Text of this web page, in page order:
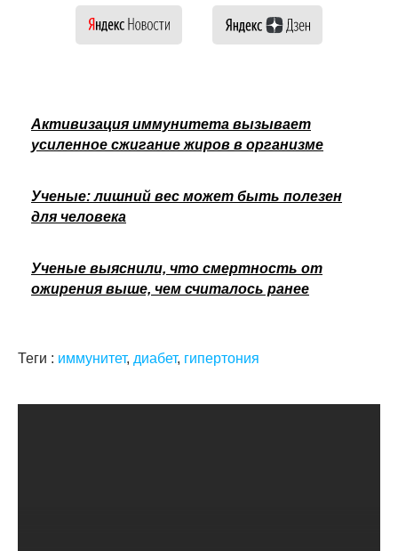
Активизация иммунитета вызывает
усиленное сжигание жиров в организме
Ученые: лишний вес может быть полезен
для человека
Ученые выяснили, что смертность от
ожирения выше, чем считалось ранее
Теги : иммунитет, диабет, гипертония